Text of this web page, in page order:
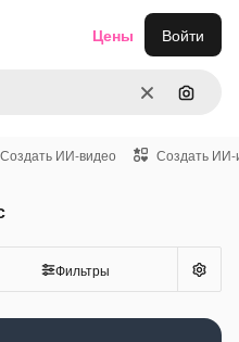
ОчиститьПоиск
Цены Войти
Создать ИИ-видео Создать ИИ-
Фильтры